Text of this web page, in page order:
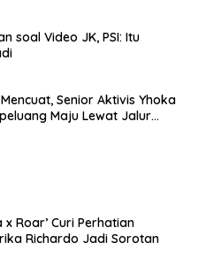
soal Video JK, PSI: Itu
Senior Aktivis Yhoka
Maju Lewat Jalur
x Roar’ Curi Perhatian
Richardo Jadi Sorotan